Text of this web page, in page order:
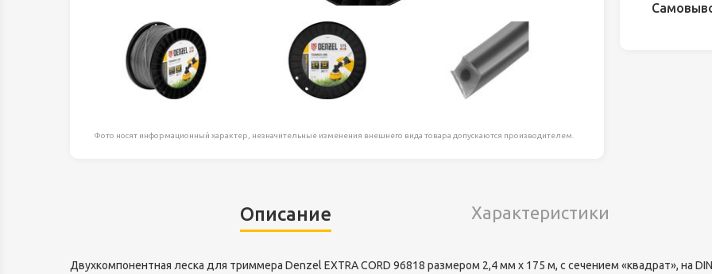
Такелаж
Товары для дома, сада, отдыха
Электротовары
Фото носят информационный характер, незначительные изменения внешнего вида товара допускаются производителем.
Описание Характеристики
Двухкомпонентная леска для триммера Denzel EXTRA CORD 96818 размером 2,4 мм х 175 м, с сечением «квадрат», на